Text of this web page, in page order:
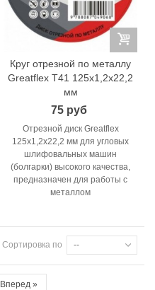
Круг отрезной по металлу
Greatflex T41 125x1,2x22,2
мм
75 руб
Отрезной диск Greatflex
125x1,2x22,2 мм для угловых
шлифовальных машин
(болгарки) высокого качества,
предназначен для работы с
металлом
Сортировка по --
Вперед »